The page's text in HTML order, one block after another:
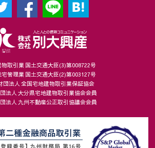
物取引業 国土交通大臣(3)第008722号
管理業 国土交通大臣(2)第003127号
団法人 全国宅地建物取引業保証協会
法人 大分県宅地建物取引業協会会員
法人 九州不動産公正取引協議会会員